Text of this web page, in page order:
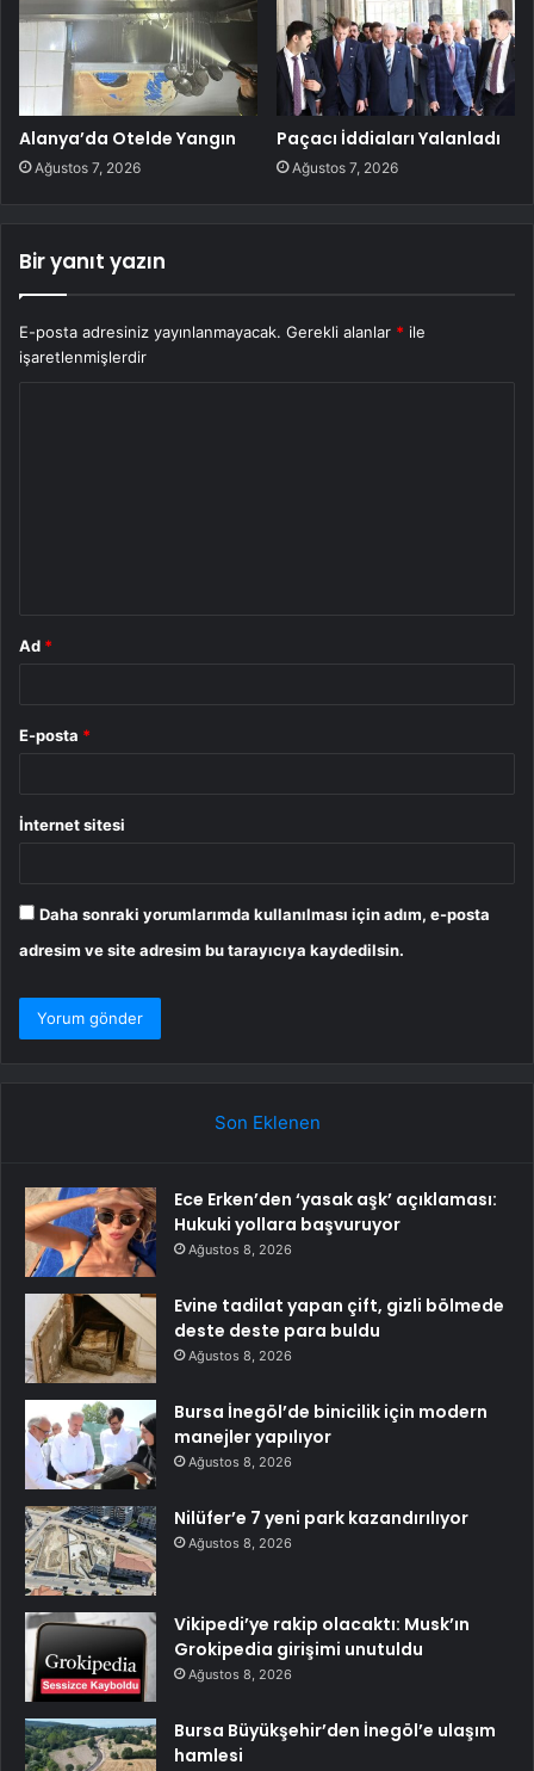
Alanya’da Otelde Yangın
Ağustos 7, 2026
Paçacı İddiaları Yalanladı
Ağustos 7, 2026
Bir yanıt yazın
E-posta adresiniz yayınlanmayacak. Gerekli alanlar * ile
işaretlenmişlerdir
Ad *
E-posta *
İnternet sitesi
Daha sonraki yorumlarımda kullanılması için adım, e-posta
adresim ve site adresim bu tarayıcıya kaydedilsin.
Son Eklenen
Ece Erken’den ‘yasak aşk’ açıklaması:
Hukuki yollara başvuruyor
Ağustos 8, 2026
Evine tadilat yapan çift, gizli bölmede
deste deste para buldu
Ağustos 8, 2026
Bursa İnegöl’de binicilik için modern
manejler yapılıyor
Ağustos 8, 2026
Nilüfer’e 7 yeni park kazandırılıyor
Ağustos 8, 2026
Vikipedi’ye rakip olacaktı: Musk’ın
Grokipedia girişimi unutuldu
Ağustos 8, 2026
Bursa Büyükşehir’den İnegöl’e ulaşım
hamlesi